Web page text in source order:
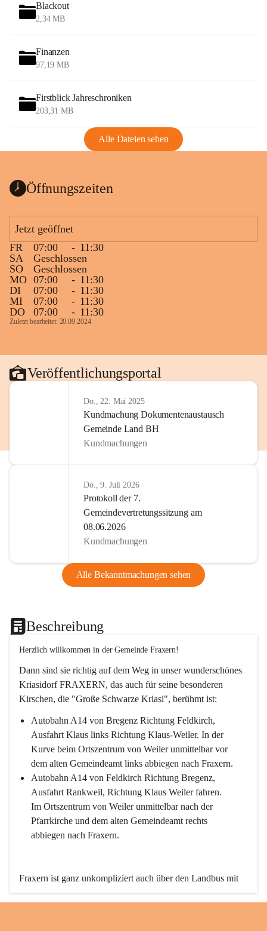
Blackout
2,34 MB
Finanzen
97,19 MB
Firstblick Jahreschroniken
203,31 MB
Alle Dateien sehen
Öffnungszeiten
Jetzt geöffnet
FR
07:00 - 11:30
SA
Geschlossen
SO
Geschlossen
MO 07:00 - 11:30
DI
07:00 - 11:30
MI
07:00 - 11:30
DO
07:00 - 11:30
Zuletzt bearbeitet: 20.09.2024
Veröffentlichungsportal
Do., 22. Mai 2025
Kundmachung Dokumentenaustausch
Gemeinde Land BH
Kundmachungen
Do., 9. Juli 2026
Protokoll der 7.
Gemeindevertretungssitzung am
08.06.2026
Kundmachungen
Alle Bekanntmachungen sehen
Beschreibung
Herzlich willkommen in der Gemeinde Fraxern!
Dann sind sie richtig auf dem Weg in unser wunderschönes
Kriasidorf FRAXERN, das auch für seine besonderen
Kirschen, die "Große Schwarze Kriasi", berühmt ist:
Autobahn A14 von Bregenz Richtung Feldkirch,
Ausfahrt Klaus links Richtung Klaus-Weiler. In der
Kurve beim Ortszentrum von Weiler unmittelbar vor
dem alten Gemeindeamt links abbiegen nach Fraxern.
Autobahn A14 von Feldkirch Richtung Bregenz,
Ausfahrt Rankweil, Richtung Klaus Weiler fahren.
Im Ortszentrum von Weiler unmittelbar nach der
Pfarrkirche und dem alten Gemeindeamt rechts
abbiegen nach Fraxern.
Fraxern ist ganz unkompliziert auch über den Landbus mit
den öffentlichen Verkehrsmitteln zu erreichen. Die Linie